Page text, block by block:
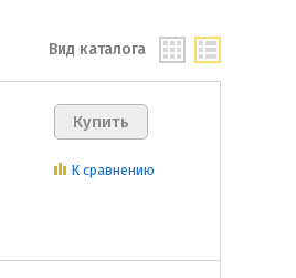
Вид каталога
К сравнению